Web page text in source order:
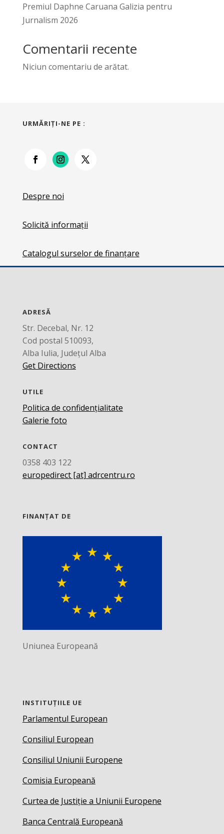
Premiul Daphne Caruana Galizia pentru
Jurnalism 2026
Comentarii recente
Niciun comentariu de arătat.
URMĂRIŢI-NE PE :
Despre noi
Solicită informații
Catalogul surselor de finanțare
ADRESĂ
Str. Decebal, Nr. 12
Cod postal 510093,
Alba Iulia, Județul Alba
Get Directions
UTILE
Politica de confidențialitate
Galerie foto
CONTACT
0358 403 122
europedirect [at] adrcentru.ro
FINANȚAT DE
Uniunea Europeană
INSTITUȚIILE UE
Parlamentul European
Consiliul European
Consiliul Uniunii Europene
Comisia Europeană
Curtea de Justiție a Uniunii Europene
Banca Centrală Europeană